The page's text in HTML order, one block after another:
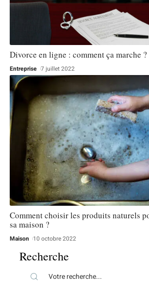
Divorce en ligne : comment ça marche ?
Entreprise 7 juillet 2022
Comment choisir les produits naturels
sa maison ?
Maison 10 octobre 2022
Recherche